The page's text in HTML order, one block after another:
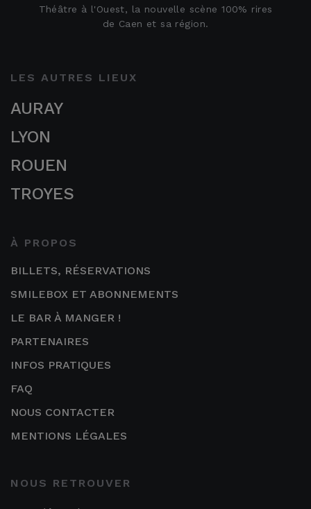
Théâtre à l'Ouest, la nouvelle scène 100% rires
de Caen et sa région.
LES AUTRES LIEUX
AURAY
LYON
ROUEN
TROYES
À PROPOS
BILLETS, RÉSERVATIONS
SMILEBOX ET ABONNEMENTS
LE BAR À MANGER !
PARTENAIRES
INFOS PRATIQUES
FAQ
NOUS CONTACTER
MENTIONS LÉGALES
NOUS RETROUVER